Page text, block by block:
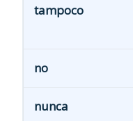
tampoco
no
nunca